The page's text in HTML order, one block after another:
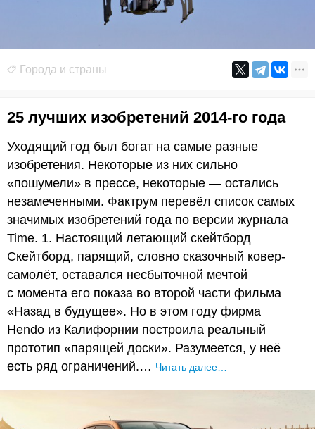
Города и страны
25 лучших изобретений 2014-го года
Уходящий год был богат на самые разные
изобретения. Некоторые из них сильно
«пошумели» в прессе, некоторые — остались
незамеченными. Фактрум перевёл список самых
значимых изобретений года по версии журнала
Time. 1. Настоящий летающий скейтборд
Скейтборд, парящий, словно сказочный ковер-
самолёт, оставался несбыточной мечтой
с момента его показа во второй части фильма
«Назад в будущее». Но в этом году фирма
Hendo из Калифорнии построила реальный
прототип «парящей доски». Разумеется, у неё
есть ряд ограничений.… Читать далее…